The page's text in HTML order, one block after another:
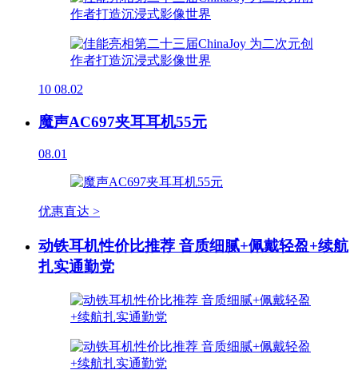
10 08.02
魔声AC697夹耳耳机55元
08.01
优惠直达 >
动铁耳机性价比推荐 音质细腻+佩戴轻盈+续航
扎实通勤党